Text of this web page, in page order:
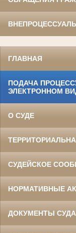
ГЛАВНАЯ
ПОДАЧА
ЭЛЕКТРОННОМ
О СУДЕ
СУДЕЙСКОЕ
НОРМАТИВНЫЕ
ДОКУМЕНТЫ СУДА